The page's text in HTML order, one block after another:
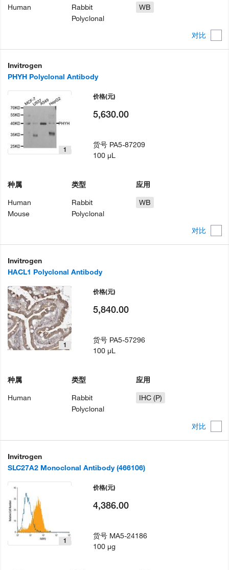
对比
Human
Rabbit
Polyclonal
WB
Invitrogen
PHYH Polyclonal Antibody
对比
1
种属
Human
Mouse
类型
Rabbit
Polyclonal
应用
WB
价格(元)
5,630.00
货号 PA5-87209
100 µL
Invitrogen
HACL1 Polyclonal Antibody
对比
1
种属
Human
类型
Rabbit
Polyclonal
应用
IHC (P)
价格(元)
5,840.00
货号 PA5-57296
100 µL
Invitrogen
SLC27A2 Monoclonal Antibody (466106)
1
价格(元)
4,386.00
货号 MA5-24186
100 µg